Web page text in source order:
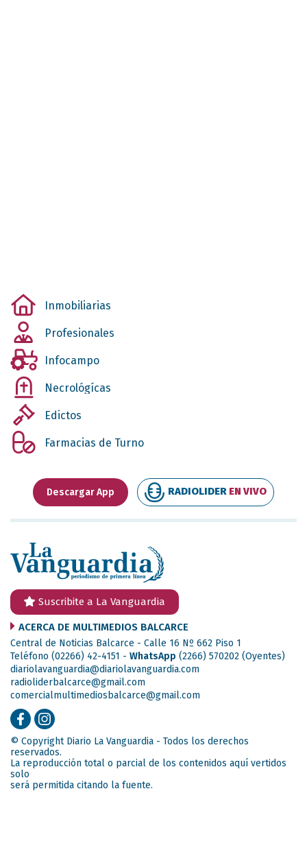
Inmobiliarias
Profesionales
Infocampo
Necrológícas
Edictos
Farmacias de Turno
Descargar App RADIOLIDER EN VIVO
Suscribite a La Vanguardia
ACERCA DE MULTIMEDIOS BALCARCE
Central de Noticias Balcarce - Calle 16 Nº 662 Piso 1
Teléfono (02266) 42-4151 - WhatsApp (2266) 570202 (Oyentes)
diariolavanguardia@diariolavanguardia.com
radioliderbalcarce@gmail.com
comercialmultimediosbalcarce@gmail.com
© Copyright Diario La Vanguardia - Todos los derechos
reservados.
La reproducción total o parcial de los contenidos aquí vertidos
solo
será permitida citando la fuente.